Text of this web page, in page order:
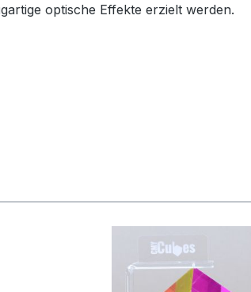
optische Effekte erzielt werden.